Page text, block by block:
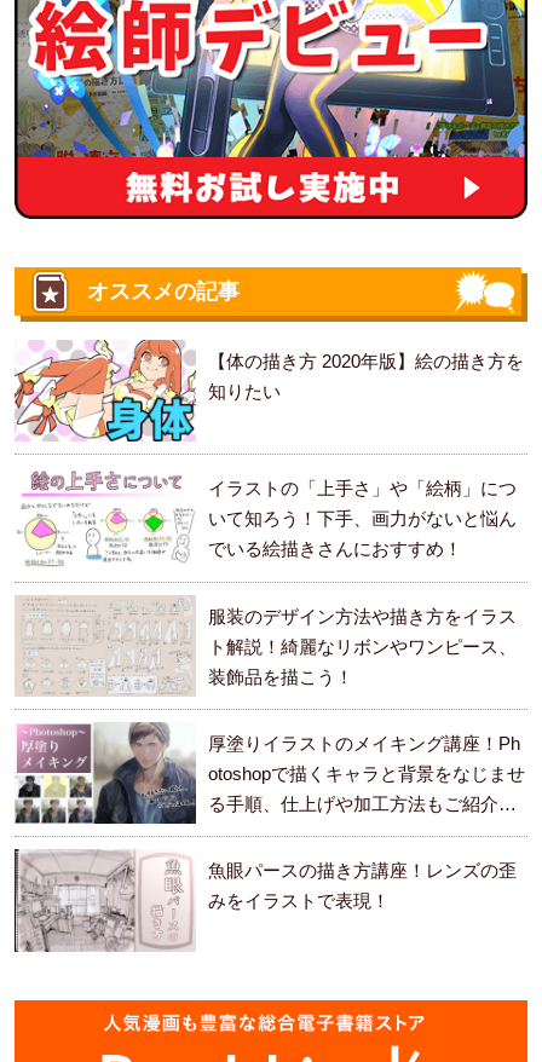
オススメの記事
【体の描き方 2020年版】絵の描き方を
知りたい
イラストの「上手さ」や「絵柄」につ
いて知ろう！下手、画力がないと悩ん
でいる絵描きさんにおすすめ！
服装のデザイン方法や描き方をイラス
ト解説！綺麗なリボンやワンピース、
装飾品を描こう！
厚塗りイラストのメイキング講座！Ph
otoshopで描くキャラと背景をなじませ
る手順、仕上げや加工方法もご紹介し
ます。
魚眼パースの描き方講座！レンズの歪
みをイラストで表現！